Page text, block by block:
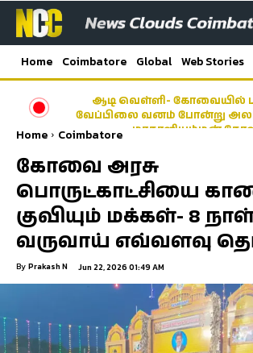
Home Coimbatore Global Web Stories
ஆடி வெள்ளி- கோவையில்
வேப்பிலை வனம் போன்று
மாகாளியம்மன்
Home Coimbatore
கோவை அரசு
பொருட்காட்சியை
குவியும் மக்கள்- 8
வருவாய் எவ்வளவு
By Prakash N Jun 22, 2026 01:49 AM